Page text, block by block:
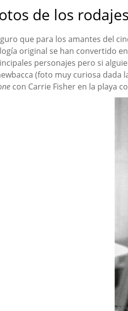
de los rodajes
que para los amantes del
original se han convertido
personajes pero si
(foto muy curiosa dada
con Carrie Fisher en la playa